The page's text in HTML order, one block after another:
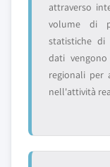
attraverso
volume di
statistiche di
dati
regionali per
nell'attività